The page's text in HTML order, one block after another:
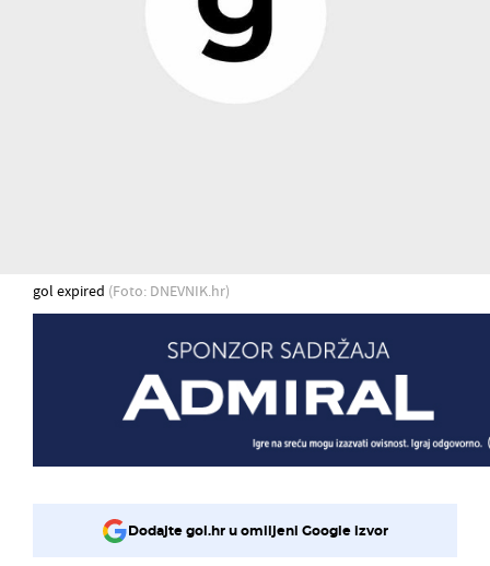
gol expired (Foto: DNEVNIK.hr)
Dodajte gol.hr u omiljeni Google izvor